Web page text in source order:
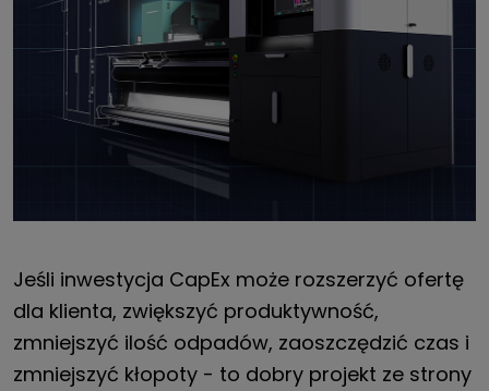
Jeśli inwestycja CapEx może rozszerzyć ofertę
dla klienta, zwiększyć produktywność,
zmniejszyć ilość odpadów, zaoszczędzić czas i
zmniejszyć kłopoty - to dobry projekt ze strony